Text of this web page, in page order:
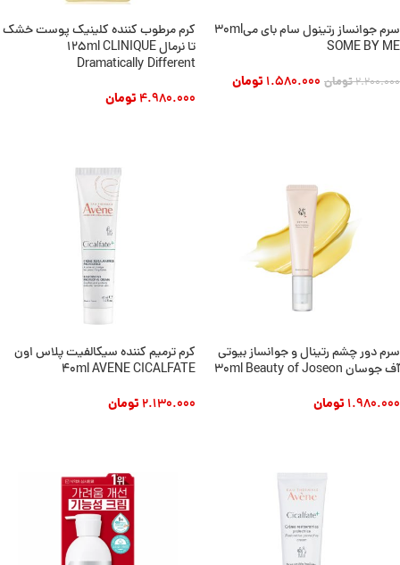
سرم جوانساز رتینول سام بای می30ml
SOME BY ME
2.200.000تومان 1.580.000تومان
کرم مرطوب کننده کلینیک پوست خشک
تا نرمال 125ml CLINIQUE
Dramatically Different
4.980.000تومان
سرم دور چشم رتینال و جوانساز بیوتی
آف جوسان 30ml Beauty of Joseon
1.980.000تومان
کرم ترمیم کننده سیکالفیت پلاس اون
40ml AVENE CICALFATE
2.130.000تومان